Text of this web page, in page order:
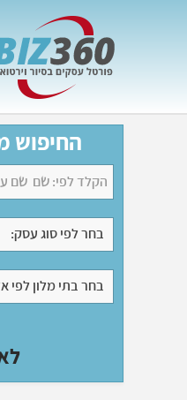
החיפוש
בחר לפי סוג עסק:
בחר בתי מלון לפי